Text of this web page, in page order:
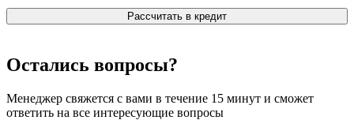
Рассчитать в кредит
Остались вопросы?
Менеджер свяжется с вами в течение 15 минут и сможет
ответить на все интересующие вопросы